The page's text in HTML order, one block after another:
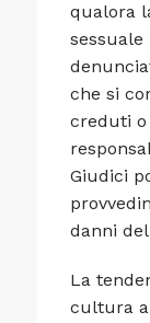
qualora
che si
creduti
Giudici
danni
La
cultura